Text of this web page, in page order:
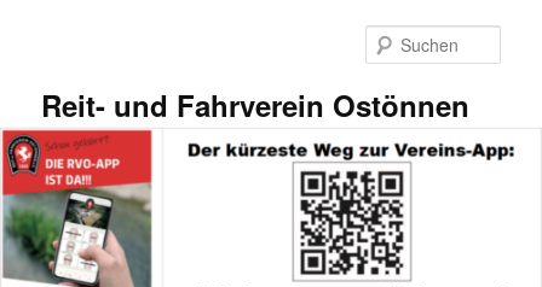
Reit- und Fahrverein Ostönnen